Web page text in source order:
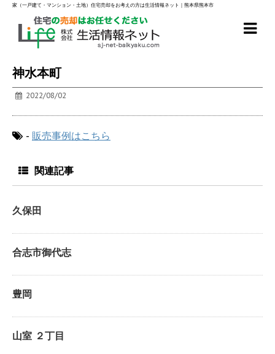
家（一戸建て・マンション・土地）住宅売却をお考えの方は生活情報ネット｜熊本県熊本市
神水本町
2022/08/02
- 販売事例はこちら
関連記事
久保田
合志市御代志
豊岡
山室 ２丁目